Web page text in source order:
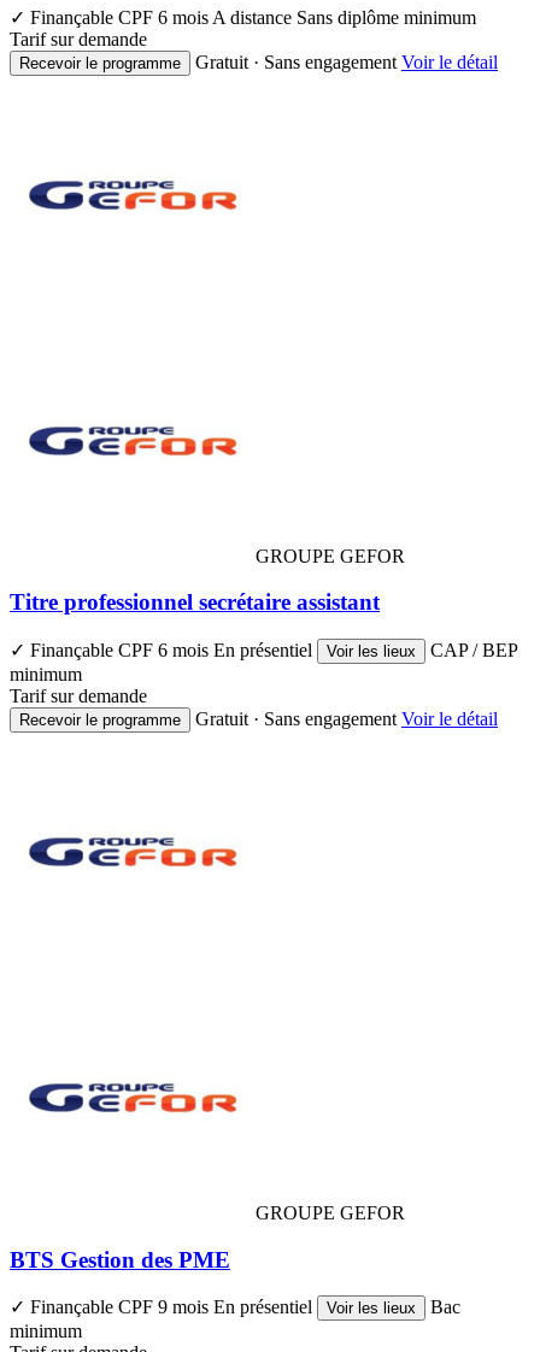
✓ Finançable CPF 6 mois A distance Sans diplôme minimum
Tarif sur demande
Recevoir le programme Gratuit · Sans engagement Voir le détail
GROUPE GEFOR
Titre professionnel secrétaire assistant
✓ Finançable CPF 6 mois En présentiel Voir les lieux
CAP / BEP
minimum
Tarif sur demande
Recevoir le programme Gratuit · Sans engagement Voir le détail
GROUPE GEFOR
BTS Gestion des PME
✓ Finançable CPF 9 mois En présentiel Voir les lieux
Bac
minimum